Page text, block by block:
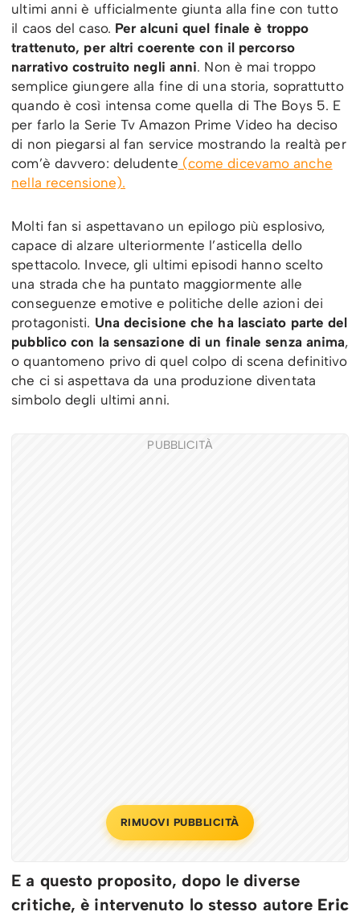
ultimi anni è ufficialmente giunta alla fine con tutto
il caos del caso. Per alcuni quel finale è troppo
trattenuto, per altri coerente con il percorso
narrativo costruito negli anni. Non è mai troppo
semplice giungere alla fine di una storia, soprattutto
quando è così intensa come quella di The Boys 5. E
per farlo la Serie Tv Amazon Prime Video ha deciso
di non piegarsi al fan service mostrando la realtà per
com’è davvero: deludente (come dicevamo anche
nella recensione).
Molti fan si aspettavano un epilogo più esplosivo,
capace di alzare ulteriormente l’asticella dello
spettacolo. Invece, gli ultimi episodi hanno scelto
una strada che ha puntato maggiormente alle
conseguenze emotive e politiche delle azioni dei
protagonisti. Una decisione che ha lasciato parte del
pubblico con la sensazione di un finale senza anima,
o quantomeno privo di quel colpo di scena definitivo
che ci si aspettava da una produzione diventata
simbolo degli ultimi anni.
PUBBLICITÀ
RIMUOVI PUBBLICITÀ
E a questo proposito, dopo le diverse
critiche, è intervenuto lo stesso autore Eric